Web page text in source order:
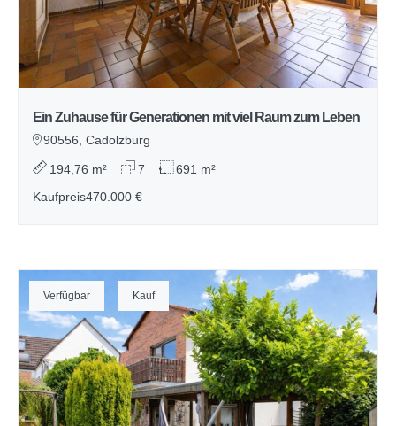
Ein Zuhause für Generationen mit viel Raum zum Leben
90556, Cadolzburg
194,76 m² 7
691 m²
Kaufpreis470.000 €
Verfügbar Kauf